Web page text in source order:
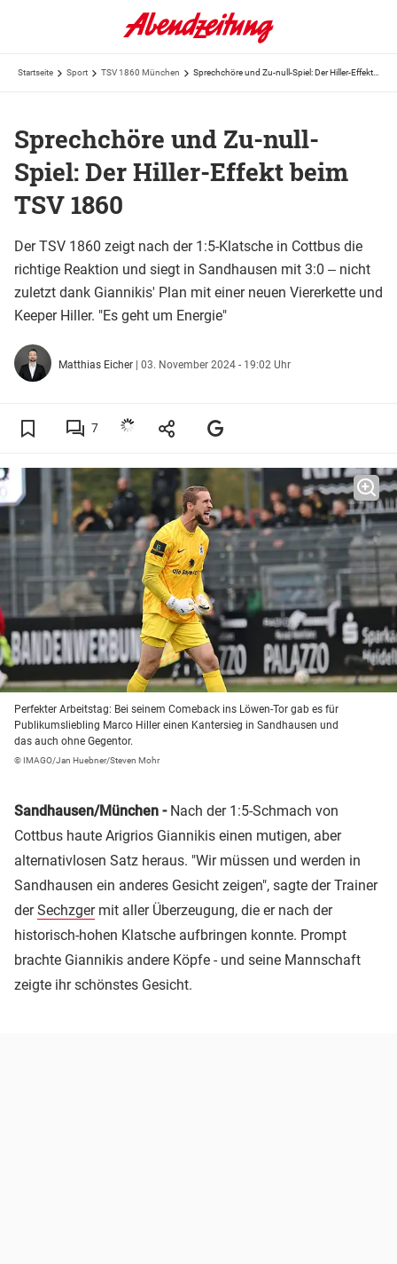
Startseite Sport TSV 1860 München
Sprechchöre und Zu-null-
Spiel: Der Hiller-Effekt beim
TSV 1860
Der TSV 1860 zeigt nach der 1:5-Klatsche in Cottbus die
richtige Reaktion und siegt in Sandhausen mit 3:0 ‒ nicht
zuletzt dank Giannikis' Plan mit einer neuen Viererkette und
Keeper Hiller. "Es geht um Energie"
Matthias Eicher | 03. November 2024 - 19:02 Uhr
7
Perfekter Arbeitstag: Bei seinem Comeback ins Löwen-Tor gab es für
Publikumsliebling Marco Hiller einen Kantersieg in Sandhausen und
das auch ohne Gegentor.
© IMAGO/Jan Huebner/Steven Mohr
Sandhausen/München -Nach der 1:5-Schmach von
Cottbus haute Arigrios Giannikis einen mutigen, aber
alternativlosen Satz heraus. "Wir müssen und werden in
Sandhausen ein anderes Gesicht zeigen", sagte der Trainer
derSechzgermit aller Überzeugung, die er nach der
historisch-hohen Klatsche aufbringen konnte. Prompt
brachte Giannikis andere Köpfe - und seine Mannschaft
zeigte ihr schönstes Gesicht.